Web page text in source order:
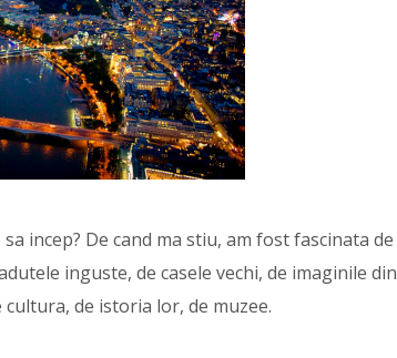
incep? De cand ma stiu, am fost fascinata de
inguste, de casele vechi, de imaginile din
de istoria lor, de muzee.